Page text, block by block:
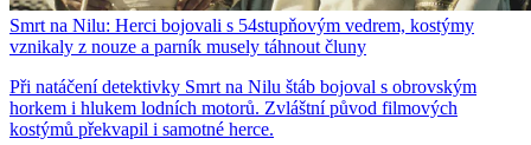
Smrt na Nilu: Herci bojovali s 54stupňovým vedrem, kostýmy
vznikaly z nouze a parník musely táhnout čluny
Při natáčení detektivky Smrt na Nilu štáb bojoval s obrovským
horkem i hlukem lodních motorů. Zvláštní původ filmových
kostýmů překvapil i samotné herce.